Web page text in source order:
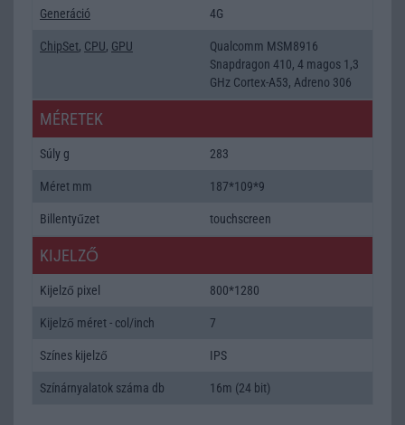
Generáció 4G
ChipSet, CPU, GPU
Qualcomm MSM8916
Snapdragon 410, 4 magos 1,3
GHz Cortex-A53, Adreno 306
MÉRETEK
Súly g 283
Méret mm 187*109*9
Billentyűzet touchscreen
KIJELZŐ
Kijelző pixel 800*1280
Kijelző méret - col/inch 7
Színes kijelző IPS
Színárnyalatok száma db 16m (24 bit)